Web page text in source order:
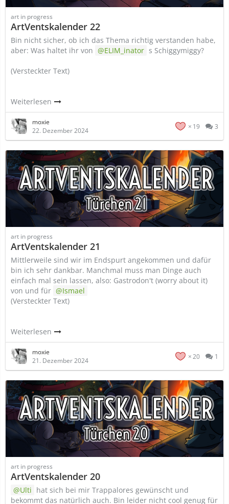
art in progress
ArtVentskalender 22
Bin nicht sicher, ob ich das Thema richtig verstanden habe,
aber: Was haltet ihr von
ELIM_inator s Schiggymiggy?
(Versteckter Text)
Weiterlesen
moxie
22. Dezember 2024
19 3
art in progress
ArtVentskalender 21
Mittlerweile sind wir im Endspurt angekommen und dafür
bin ich sehr dankbar. Manchmal muss man Dinge auch
einfach mal sein lassen, also: Gastrodon't (worry about it)
von und für
Ismael
(Versteckter Text)
Weiterlesen
moxie
21. Dezember 2024
20 1
art in progress
ArtVentskalender 20
Ulti hat sich bei mir Trappalores gewünscht und
bekommt das natürlich auch. Bin leider nicht cool genug für